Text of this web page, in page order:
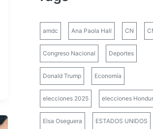
amdc Ana Paola Hall CN
Congreso Nacional Deportes
Donald Trump Economía
elecciones 2025 elecciones
Elsa Oseguera ESTADOS UNIDOS